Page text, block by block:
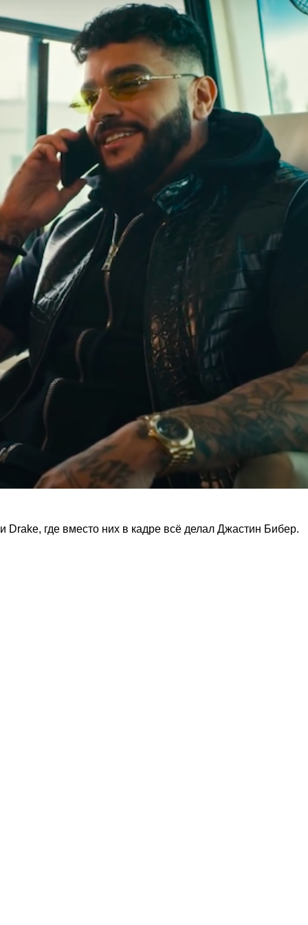
Drake, где вместо них в кадре всё делал Джастин Бибер.